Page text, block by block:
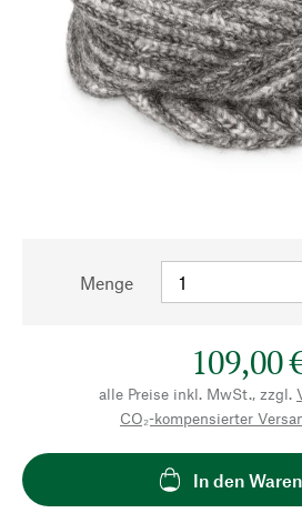
Menge
109,00
alle Preise inkl. MwSt., zzgl.
CO₂-kompensierter
In den